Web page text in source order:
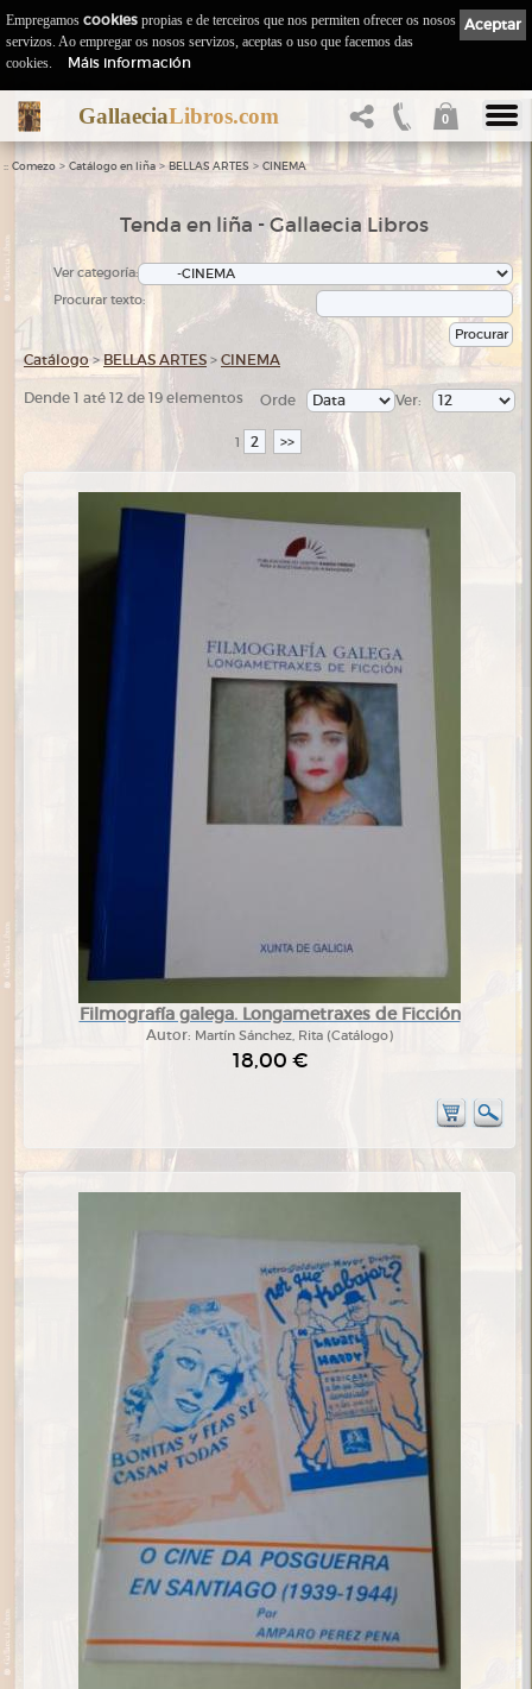
GallaeciaLibros.com 0
:: Comezo > Catálogo en liña > BELLAS ARTES > CINEMA
Tenda en liña - Gallaecia Libros
Ver categoría:
Procurar texto:
Catálogo >BELLAS ARTES > CINEMA
Dende 1 até 12 de 19 elementos Ver:
Orde
1 2 >>
Filmografía galega. Longametraxes de Ficción
Autor: Martín Sánchez, Rita (Catálogo)
18,00 €
Aceptar
Empregamos cookies propias e de terceiros que nos permiten ofrecer os nosos
servizos. Ao empregar os nosos servizos, aceptas o uso que facemos das
cookies.
Máis información